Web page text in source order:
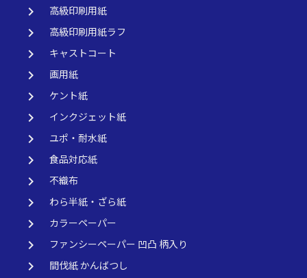
keyboard_arrow_right 高級印刷用紙
keyboard_arrow_right 高級印刷用紙ラフ
keyboard_arrow_right キャストコート
keyboard_arrow_right 画用紙
keyboard_arrow_right ケント紙
keyboard_arrow_right インクジェット紙
keyboard_arrow_right ユポ・耐水紙
keyboard_arrow_right 食品対応紙
keyboard_arrow_right 不織布
keyboard_arrow_right わら半紙・ざら紙
keyboard_arrow_right カラーペーパー
keyboard_arrow_right ファンシーペーパー 凹凸 柄入り
keyboard_arrow_right 間伐紙 かんばつし